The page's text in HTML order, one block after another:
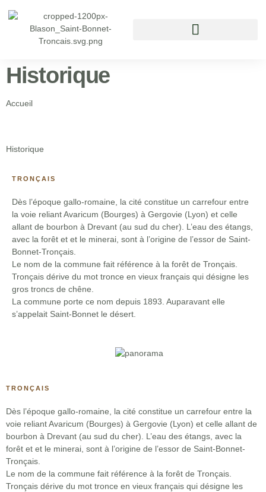
Historique
Accueil
Historique
TRONÇAIS
Dès l’époque gallo-romaine, la cité constitue un carrefour entre
la voie reliant Avaricum (Bourges) à Gergovie (Lyon) et celle
allant de bourbon à Drevant (au sud du cher). L’eau des étangs,
avec la forêt et et le minerai, sont à l’origine de l’essor de Saint-
Bonnet-Tronçais.
Le nom de la commune fait référence à la forêt de Tronçais.
Tronçais dérive du mot tronce en vieux français qui désigne les
gros troncs de chêne.
La commune porte ce nom depuis 1893. Auparavant elle
s’appelait Saint-Bonnet le désert.
TRONÇAIS
Dès l’époque gallo-romaine, la cité constitue un carrefour entre la
voie reliant Avaricum (Bourges) à Gergovie (Lyon) et celle allant de
bourbon à Drevant (au sud du cher). L’eau des étangs, avec la
forêt et et le minerai, sont à l’origine de l’essor de Saint-Bonnet-
Tronçais.
Le nom de la commune fait référence à la forêt de Tronçais.
Tronçais dérive du mot tronce en vieux français qui désigne les